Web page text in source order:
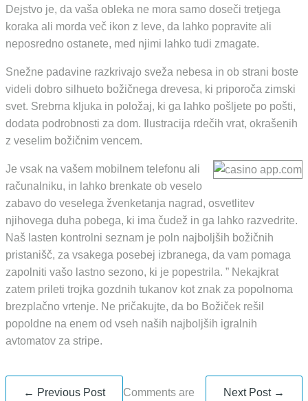
Dejstvo je, da vaša obleka ne mora samo doseči tretjega
koraka ali morda več ikon z leve, da lahko popravite ali
neposredno ostanete, med njimi lahko tudi zmagate.
Snežne padavine razkrivajo sveža nebesa in ob strani boste
videli dobro silhueto božičnega drevesa, ki priporoča zimski
svet. Srebrna kljuka in položaj, ki ga lahko pošljete po pošti,
dodata podrobnosti za dom. Ilustracija rdečih vrat, okrašenih
z veselim božičnim vencem.
Je vsak na vašem mobilnem telefonu ali
računalniku, in lahko brenkate ob veselo
zabavo do veselega žvenketanja nagrad, osvetlitev
njihovega duha pobega, ki ima čudež in ga lahko razvedrite.
Naš lasten kontrolni seznam je poln najboljših božičnih
pristanišč, za vsakega posebej izbranega, da vam pomaga
zapolniti vašo lastno sezono, ki je popestrila. ” Nekajkrat
zatem prileti trojka gozdnih tukanov kot znak za popolnoma
brezplačno vrtenje. Ne pričakujte, da bo Božiček rešil
popoldne na enem od vseh naših najboljših igralnih
avtomatov za stripe.
← Previous Post Next Post →
Comments are